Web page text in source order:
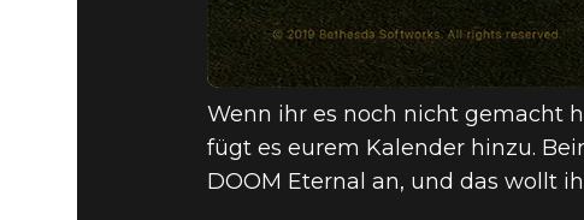
Wenn ihr es noch nicht gemacht
fügt es eurem Kalender hinzu.
DOOM Eternal an, und das wollt